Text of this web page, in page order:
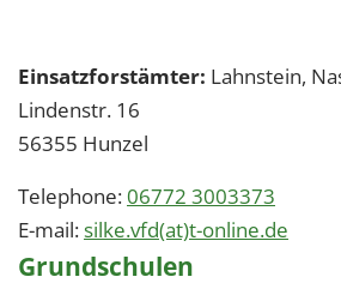
Einsatzforstämter: Lahnstein,
Lindenstr. 16
56355 Hunzel
Telephone:06772 3003373
E-mail:silke.vfd(at)t-online.de
Grundschulen